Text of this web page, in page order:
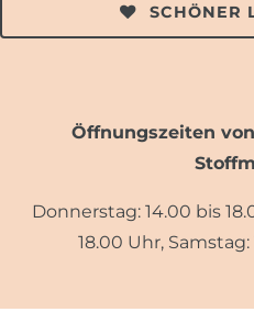
SCHÖNER
Öffnungszeiten
Donnerstag: 14.00 bis
18.00 Uhr,